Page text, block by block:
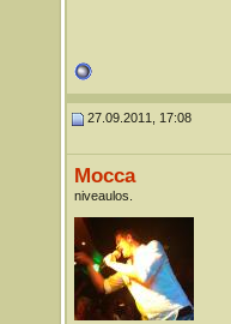
27.09.2011, 17:08
Mocca
niveaulos.